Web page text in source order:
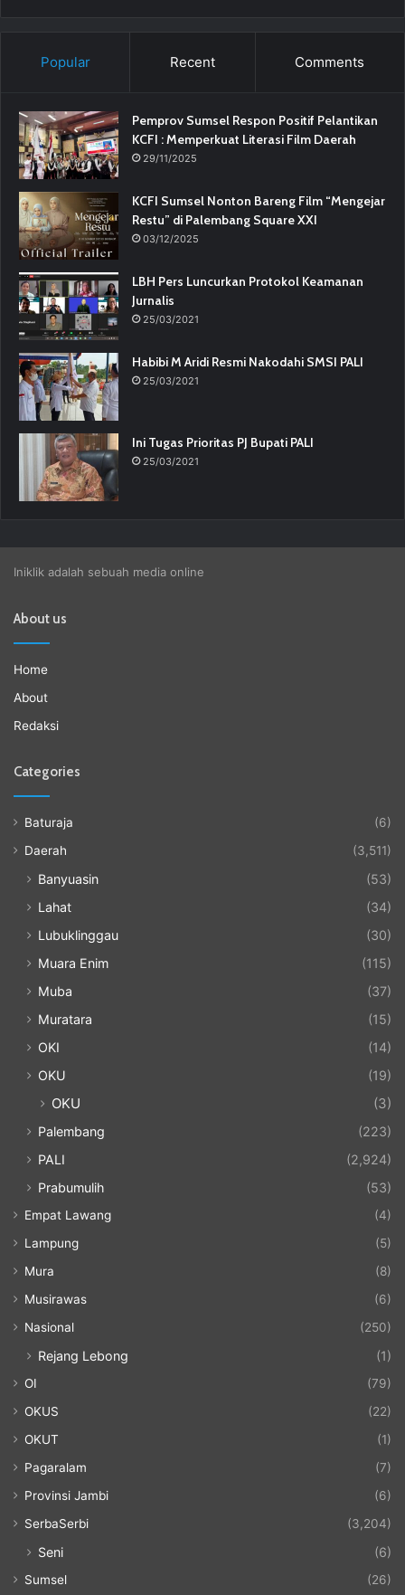
Popular Recent Comments
Pemprov Sumsel Respon Positif Pelantikan
KCFI : Memperkuat Literasi Film Daerah
29/11/2025
KCFI Sumsel Nonton Bareng Film “Mengejar
Restu” di Palembang Square XXI
03/12/2025
LBH Pers Luncurkan Protokol Keamanan
Jurnalis
25/03/2021
Habibi M Aridi Resmi Nakodahi SMSI PALI
25/03/2021
Ini Tugas Prioritas PJ Bupati PALI
25/03/2021
Iniklik adalah sebuah media online
About us
Home
About
Redaksi
Categories
Baturaja
(6)
Daerah
(3,511)
Banyuasin
(53)
Lahat
(34)
Lubuklinggau
(30)
Muara Enim
(115)
Muba
(37)
Muratara
(15)
OKI
(14)
OKU
(19)
OKU (3)
Palembang
(223)
PALI
(2,924)
Prabumulih
(53)
Empat Lawang
(4)
Lampung
(5)
Mura
(8)
Musirawas
(6)
Nasional
(250)
Rejang Lebong (1)
OI
(79)
OKUS
(22)
OKUT
(1)
Pagaralam
(7)
Provinsi Jambi
(6)
SerbaSerbi
(3,204)
Seni (6)
Sumsel (26)